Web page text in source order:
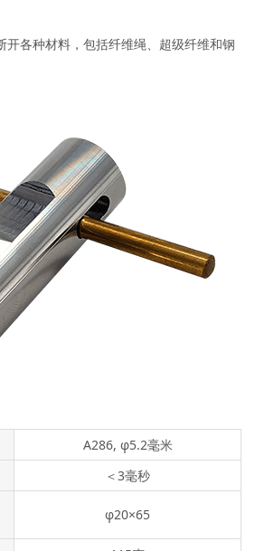
开各种材料，包括纤维绳、超级纤维和钢
A286, φ5.2毫米
＜3毫秒
φ20×65